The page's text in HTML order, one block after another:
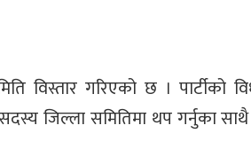
विस्तार गरिएको छ । पार्टीको
जिल्ला समितिमा थप गर्नुका